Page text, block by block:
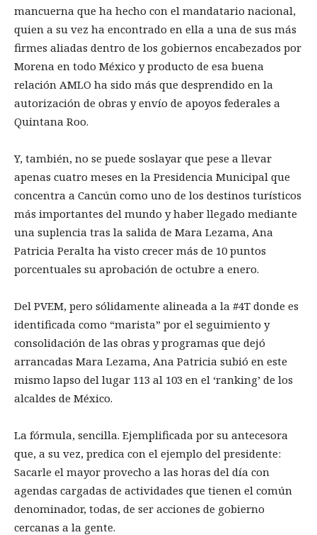
mancuerna que ha hecho con el mandatario nacional,
quien a su vez ha encontrado en ella a una de sus más
firmes aliadas dentro de los gobiernos encabezados por
Morena en todo México y producto de esa buena
relación AMLO ha sido más que desprendido en la
autorización de obras y envío de apoyos federales a
Quintana Roo.
Y, también, no se puede soslayar que pese a llevar
apenas cuatro meses en la Presidencia Municipal que
concentra a Cancún como uno de los destinos turísticos
más importantes del mundo y haber llegado mediante
una suplencia tras la salida de Mara Lezama, Ana
Patricia Peralta ha visto crecer más de 10 puntos
porcentuales su aprobación de octubre a enero.
Del PVEM, pero sólidamente alineada a la #4T donde es
identificada como “marista” por el seguimiento y
consolidación de las obras y programas que dejó
arrancadas Mara Lezama, Ana Patricia subió en este
mismo lapso del lugar 113 al 103 en el ‘ranking’ de los
alcaldes de México.
La fórmula, sencilla. Ejemplificada por su antecesora
que, a su vez, predica con el ejemplo del presidente:
Sacarle el mayor provecho a las horas del día con
agendas cargadas de actividades que tienen el común
denominador, todas, de ser acciones de gobierno
cercanas a la gente.